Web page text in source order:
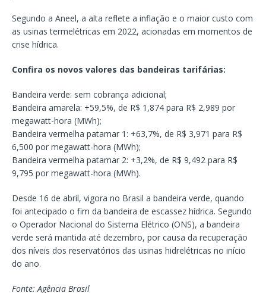
Segundo a Aneel, a alta reflete a inflação e o maior custo com
as usinas termelétricas em 2022, acionadas em momentos de
crise hídrica.
Confira os novos valores das bandeiras tarifárias:
Bandeira verde: sem cobrança adicional;
Bandeira amarela: +59,5%, de R$ 1,874 para R$ 2,989 por
megawatt-hora (MWh);
Bandeira vermelha patamar 1: +63,7%, de R$ 3,971 para R$
6,500 por megawatt-hora (MWh);
Bandeira vermelha patamar 2: +3,2%, de R$ 9,492 para R$
9,795 por megawatt-hora (MWh).
Desde 16 de abril, vigora no Brasil a bandeira verde, quando
foi antecipado o fim da bandeira de escassez hídrica. Segundo
o Operador Nacional do Sistema Elétrico (ONS), a bandeira
verde será mantida até dezembro, por causa da recuperação
dos níveis dos reservatórios das usinas hidrelétricas no início
do ano.
Fonte: Agência Brasil